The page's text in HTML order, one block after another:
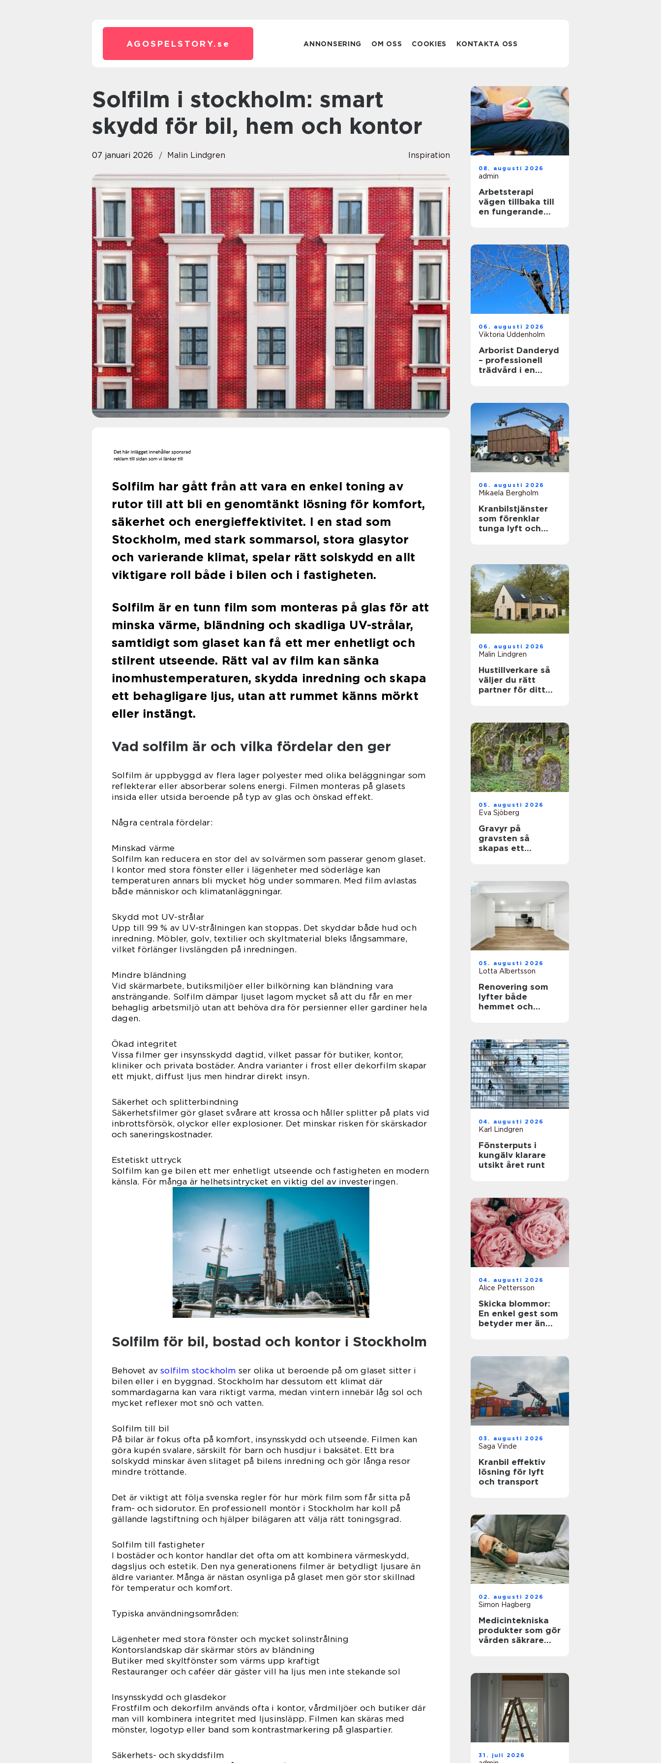
AGOSPELSTORY. se ANNONSERING OM OSS COOKIES KONTAKTA OSS
Solfilm i stockholm: smart
skydd för bil, hem och kontor
07 januari 2026 Malin Lindgren Inspiration
Solfilm har gått från att vara en enkel toning av
rutor till att bli en genomtänkt lösning för komfort,
säkerhet och energieffektivitet. I en stad som
Stockholm, med stark sommarsol, stora glasytor
och varierande klimat, spelar rätt solskydd en allt
viktigare roll både i bilen och i fastigheten.
Solfilm är en tunn film som monteras på glas för att
minska värme, bländning och skadliga UV-strålar,
samtidigt som glaset kan få ett mer enhetligt och
stilrent utseende. Rätt val av film kan sänka
inomhustemperaturen, skydda inredning och skapa
ett behagligare ljus, utan att rummet känns mörkt
eller instängt.
Vad solfilm är och vilka fördelar den ger
Solfilm är uppbyggd av flera lager polyester med olika beläggningar som
reflekterar eller absorberar solens energi. Filmen monteras på glasets
insida eller utsida beroende på typ av glas och önskad effekt.
Några centrala fördelar:
Minskad värme
Solfilm kan reducera en stor del av solvärmen som passerar genom glaset.
I kontor med stora fönster eller i lägenheter med söderläge kan
temperaturen annars bli mycket hög under sommaren. Med film avlastas
både människor och klimatanläggningar.
Skydd mot UV-strålar
Upp till 99 % av UV-strålningen kan stoppas. Det skyddar både hud och
inredning. Möbler, golv, textilier och skyltmaterial bleks långsammare,
vilket förlänger livslängden på inredningen.
Mindre bländning
Vid skärmarbete, butiksmiljöer eller bilkörning kan bländning vara
ansträngande. Solfilm dämpar ljuset lagom mycket så att du får en mer
behaglig arbetsmiljö utan att behöva dra för persienner eller gardiner hela
dagen.
Ökad integritet
Vissa filmer ger insynsskydd dagtid, vilket passar för butiker, kontor,
kliniker och privata bostäder. Andra varianter i frost eller dekorfilm skapar
ett mjukt, diffust ljus men hindrar direkt insyn.
Säkerhet och splitterbindning
Säkerhetsfilmer gör glaset svårare att krossa och håller splitter på plats vid
inbrottsförsök, olyckor eller explosioner. Det minskar risken för skärskador
och saneringskostnader.
Estetiskt uttryck
Solfilm kan ge bilen ett mer enhetligt utseende och fastigheten en modern
känsla. För många är helhetsintrycket en viktig del av investeringen.
Solfilm för bil, bostad och kontor i Stockholm
Behovet avsolfilm stockholm ser olika ut beroende på om glaset sitter i
bilen eller i en byggnad. Stockholm har dessutom ett klimat där
sommardagarna kan vara riktigt varma, medan vintern innebär låg sol och
mycket reflexer mot snö och vatten.
Solfilm till bil
På bilar är fokus ofta på komfort, insynsskydd och utseende. Filmen kan
göra kupén svalare, särskilt för barn och husdjur i baksätet. Ett bra
solskydd minskar även slitaget på bilens inredning och gör långa resor
mindre tröttande.
Det är viktigt att följa svenska regler för hur mörk film som får sitta på
fram- och sidorutor. En professionell montör i Stockholm har koll på
gällande lagstiftning och hjälper bilägaren att välja rätt toningsgrad.
Solfilm till fastigheter
I bostäder och kontor handlar det ofta om att kombinera värmeskydd,
dagsljus och estetik. Den nya generationens filmer är betydligt ljusare än
äldre varianter. Många är nästan osynliga på glaset men gör stor skillnad
för temperatur och komfort.
Typiska användningsområden:
Lägenheter med stora fönster och mycket solinstrålning
Kontorslandskap där skärmar störs av bländning
Butiker med skyltfönster som värms upp kraftigt
Restauranger och caféer där gäster vill ha ljus men inte stekande sol
Insynsskydd och glasdekor
Frostfilm och dekorfilm används ofta i kontor, vårdmiljöer och butiker där
man vill kombinera integritet med ljusinsläpp. Filmen kan skäras med
mönster, logotyp eller band som kontrastmarkering på glaspartier.
Säkerhets- och skyddsfilm
08. augusti 2026
admin
Arbetsterapi
vägen tillbaka till
en fungerande
06. augusti 2026
Viktoria Uddenholm
Arborist Danderyd
– professionell
trädvård i en
06. augusti 2026
Mikaela Bergholm
Kranbilstjänster
som förenklar
tunga lyft och
06. augusti 2026
Malin Lindgren
Hustillverkare så
väljer du rätt
partner för ditt
05. augusti 2026
Eva Sjöberg
Gravyr på
gravsten så
skapas ett
05. augusti 2026
Lotta Albertsson
Renovering som
lyfter både
hemmet och
04. augusti 2026
Karl Lindgren
Fönsterputs i
kungälv klarare
utsikt året runt
04. augusti 2026
Alice Pettersson
Skicka blommor:
En enkel gest som
betyder mer än
03. augusti 2026
Saga Vinde
Kranbil effektiv
lösning för lyft
och transport
02. augusti 2026
Simon Hagberg
Medicintekniska
produkter som gör
vården säkrare
31. juli 2026